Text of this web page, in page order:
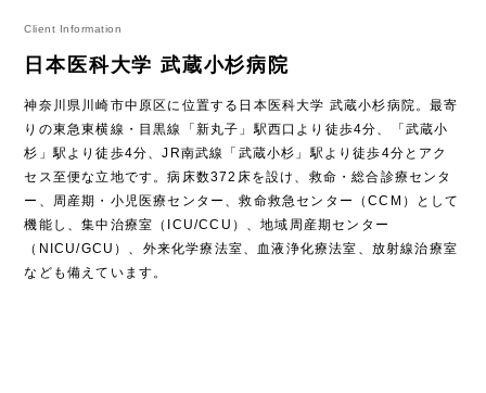
Client Information
日本医科大学 武蔵小杉病院
神奈川県川崎市中原区に位置する日本医科大学 武蔵小杉病院。最寄
りの東急東横線・目黒線「新丸子」駅西口より徒歩4分、「武蔵小
杉」駅より徒歩4分、JR南武線「武蔵小杉」駅より徒歩4分とアク
セス至便な立地です。病床数372床を設け、救命・総合診療センタ
ー、周産期・小児医療センター、救命救急センター（CCM）として
機能し、集中治療室（ICU/CCU）、地域周産期センター
（NICU/GCU）、外来化学療法室、血液浄化療法室、放射線治療室
なども備えています。